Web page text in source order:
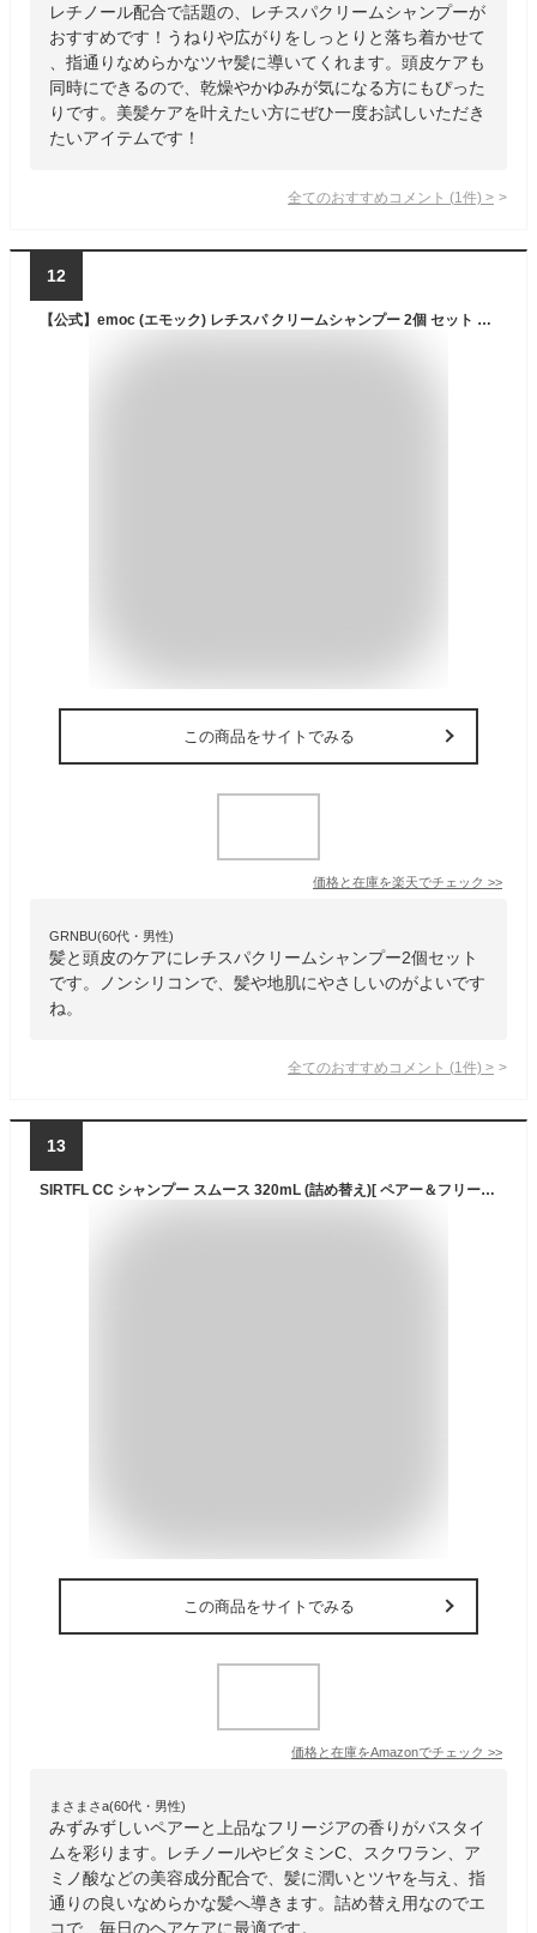
レチノール配合で話題の、レチスパクリームシャンプーが
おすすめです！うねりや広がりをしっとりと落ち着かせて
、指通りなめらかなツヤ髪に導いてくれます。頭皮ケアも
同時にできるので、乾燥やかゆみが気になる方にもぴった
りです。美髪ケアを叶えたい方にぜひ一度お試しいただき
たいアイテムです！
全てのおすすめコメント (1 件) >
12
【公式】emoc (エモック) レチスパ クリームシャンプー 2個 セット 泥シャンプー レチノール カプセル配合 オールインワン 1本7役 スクラブ 頭皮 エイジングケア ヘッドスパ 頭皮ケア ノンシリコン 艶髪 まとめ買い
この商品をサイトでみる
価格と在庫を楽天でチェック >>
GRNBU(60代・男性)
髪と頭皮のケアにレチスパクリームシャンプー2個セット
です。ノンシリコンで、髪や地肌にやさしいのがよいです
ね。
全てのおすすめコメント (1 件) >
13
SIRTFL CC シャンプー スムース 320mL (詰め替え)[ ペアー＆フリージアの香り ]/ サートフル レチノール ビタミンC スクワラン ビタミンE アミノ酸 アミノ酸系 /
この商品をサイトでみる
価格と在庫をAmazonでチェック >>
まさまさa(60代・男性)
みずみずしいペアーと上品なフリージアの香りがバスタイ
ムを彩ります。レチノールやビタミンC、スクワラン、ア
ミノ酸などの美容成分配合で、髪に潤いとツヤを与え、指
通りの良いなめらかな髪へ導きます。詰め替え用なのでエ
コで、毎日のヘアケアに最適です。